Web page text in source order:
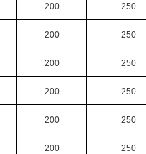
200 250
200 250
200 250
200 250
200 250
200 250